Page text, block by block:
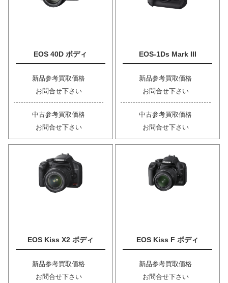
EOS 40D ボディ
新品参考買取価格
お問合せ下さい
中古参考買取価格
お問合せ下さい
EOS-1Ds Mark III
新品参考買取価格
お問合せ下さい
中古参考買取価格
お問合せ下さい
EOS Kiss X2 ボディ
新品参考買取価格
お問合せ下さい
EOS Kiss F ボディ
新品参考買取価格
お問合せ下さい